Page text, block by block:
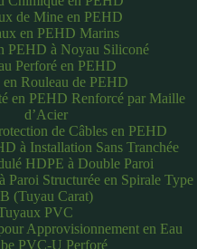
de Mine en PEHD
en PEHD Marins
PEHD à Noyau Siliconé
Perforé en PEHD
en Rouleau de PEHD
en PEHD Renforcé par Maille
d’Acier
de Câbles en PEHD
à Installation Sans Tranchée
HDPE à Double Paroi
Paroi Structurée en Spirale Type
B (Tuyau Carat)
PVC
Approvisionnement en Eau
PVC-U Perforé